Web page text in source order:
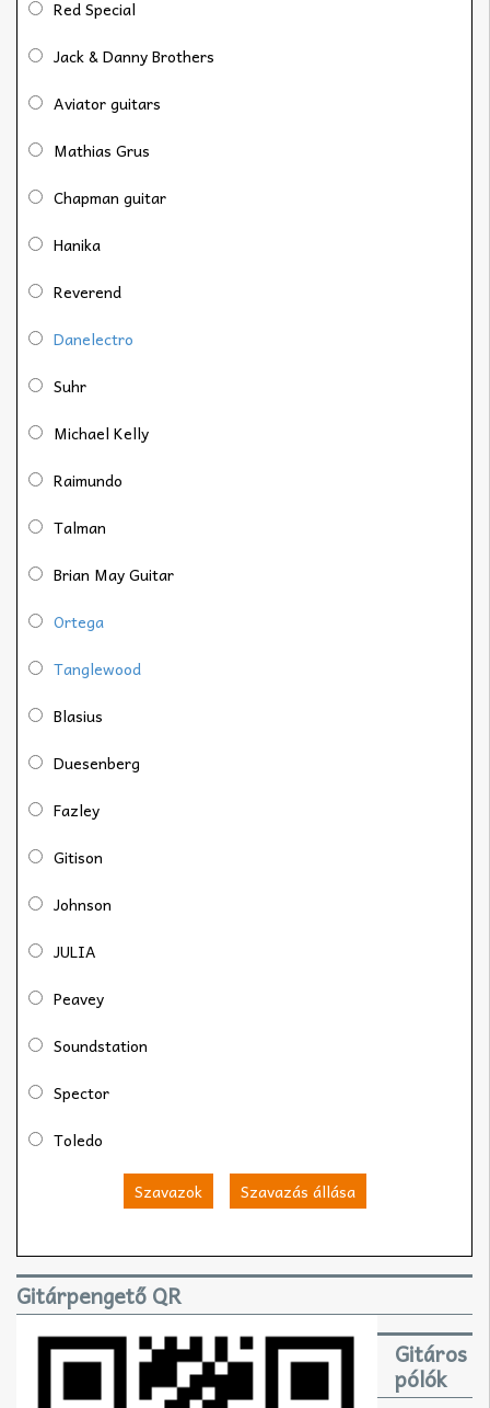
Red Special
Jack & Danny Brothers
Aviator guitars
Mathias Grus
Chapman guitar
Hanika
Reverend
Danelectro
Suhr
Michael Kelly
Raimundo
Talman
Brian May Guitar
Ortega
Tanglewood
Blasius
Duesenberg
Fazley
Gitison
Johnson
JULIA
Peavey
Soundstation
Spector
Toledo
Szavazok Szavazás állása
Gitárpengető QR
Gitáros
pólók